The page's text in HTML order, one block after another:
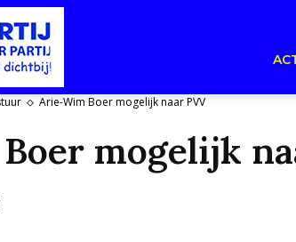
Arie-Wim Boer mogelijk naar PVV
mogelijk